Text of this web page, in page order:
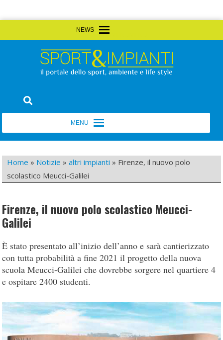
to
Sport&Impianti
Home » Notizie »altri impianti » Firenze, il nuovo polo
scolastico Meucci-Galilei
Firenze, il nuovo polo scolastico Meucci-
Galilei
È stato presentato all’inizio dell’anno e sarà cantierizzato
con tutta probabilità a fine 2021 il progetto della nuova
scuola Meucci-Galilei che dovrebbe sorgere nel quartiere 4
e ospitare 2400 studenti.